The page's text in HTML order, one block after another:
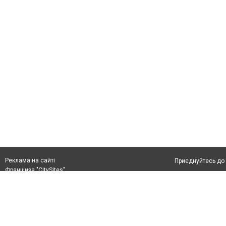
Реклама на сайті
Франшиза "CitySites"
Приєднуйтесь до